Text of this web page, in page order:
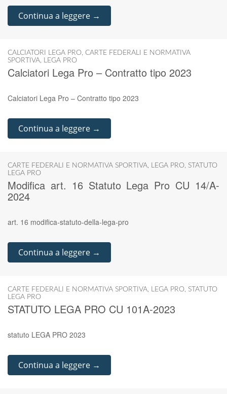
Continua a leggere →
CALCIATORI LEGA PRO, CARTE FEDERALI E NORMATIVA
SPORTIVA, LEGA PRO
Calciatori Lega Pro – Contratto tipo 2023
Calciatori Lega Pro – Contratto tipo 2023
Continua a leggere →
CARTE FEDERALI E NORMATIVA SPORTIVA, LEGA PRO, STATUTO
LEGA PRO
Modifica art. 16 Statuto Lega Pro CU 14/A-
2024
art. 16 modifica-statuto-della-lega-pro
Continua a leggere →
CARTE FEDERALI E NORMATIVA SPORTIVA, LEGA PRO, STATUTO
LEGA PRO
STATUTO LEGA PRO CU 101A-2023
statuto LEGA PRO 2023
Continua a leggere →